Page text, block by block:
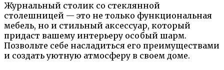
Журнальный столик со стеклянной
столешницей — это не только функциональная
мебель, но и стильный аксессуар, который
придаст вашему интерьеру особый шарм.
Позвольте себе насладиться его преимуществами
и создать уютную атмосферу в своем доме.